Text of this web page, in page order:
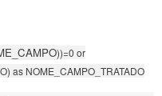
))=0 or
as NOME_CAMPO_TRATADO